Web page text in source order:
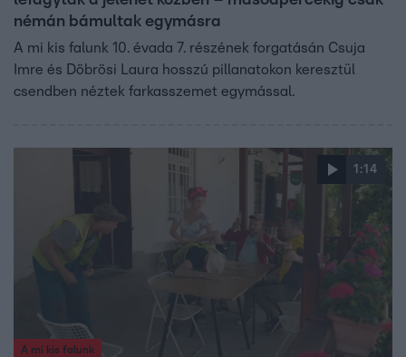
némán bámultak egymásra
A mi kis falunk 10. évada 7. részének forgatásán Csuja
Imre és Döbrösi Laura hosszú pillanatokon keresztül
csendben néztek farkasszemet egymással.
1:14
A mi kis falunk